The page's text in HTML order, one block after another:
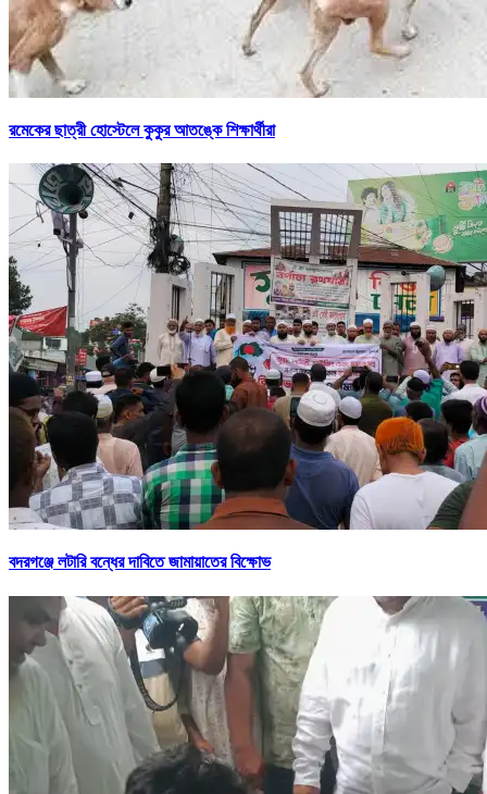
রমেকের ছাত্রী হোস্টেলে কুকুর আতঙ্কে শিক্ষার্থীরা
বদরগঞ্জে লটারি বন্ধের দাবিতে জামায়াতের বিক্ষোভ